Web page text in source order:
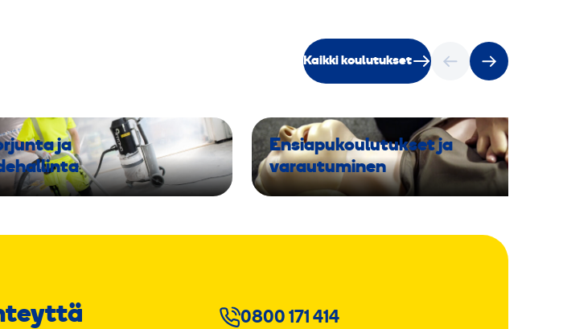
Kaikki koulutukset
ja
Ensiapukoulutukset ja
varautuminen
0800 171 414